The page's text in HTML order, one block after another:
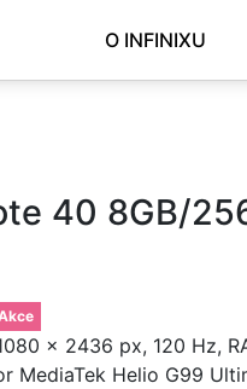
O INFINIXU
40 8GB/
× 2436 px, 120 Hz,
MediaTek Helio G99